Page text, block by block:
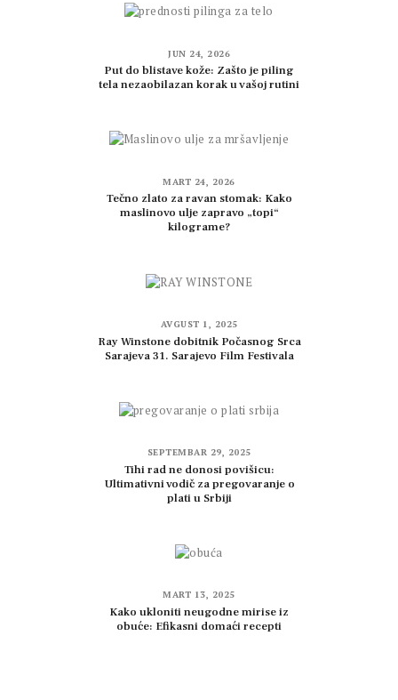
JUN 24, 2026
Put do blistave kože: Zašto je piling
tela nezaobilazan korak u vašoj rutini
MART 24, 2026
Tečno zlato za ravan stomak: Kako
maslinovo ulje zapravo „topi“
kilograme?
AVGUST 1, 2025
Ray Winstone dobitnik Počasnog Srca
Sarajeva 31. Sarajevo Film Festivala
SEPTEMBAR 29, 2025
Tihi rad ne donosi povišicu:
Ultimativni vodič za pregovaranje o
plati u Srbiji
MART 13, 2025
Kako ukloniti neugodne mirise iz
obuće: Efikasni domaći recepti